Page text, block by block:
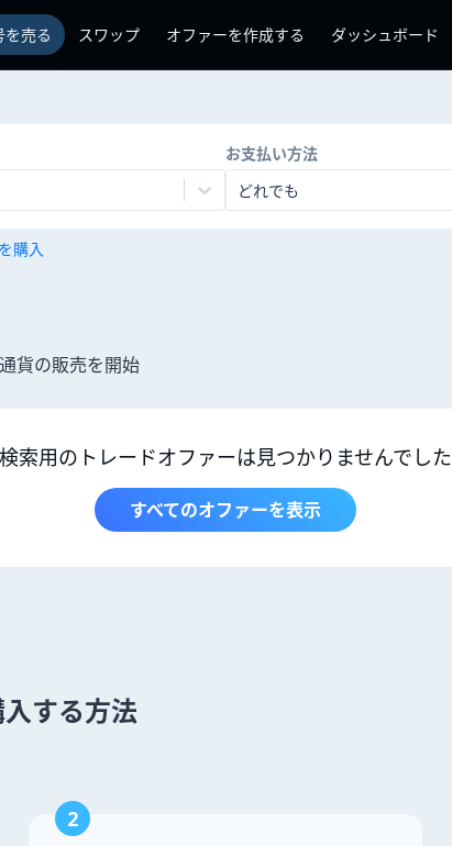
を売る スワップ オファーを作成する ダッシュボード
お支払い方法
どれでも
購入
貨の販売を開始
検索用のトレードオファーは見つかりませんでした
すべてのオファーを表示
する方法
2